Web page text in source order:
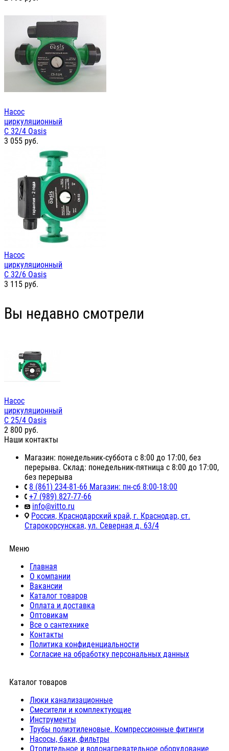
Насос
циркуляционный
С 32/4 Oasis
3 055 руб.
Насос
циркуляционный
С 32/6 Oasis
3 115 руб.
Вы недавно смотрели
Насос
циркуляционный
С 25/4 Oasis
2 800 руб.
Наши контакты
Магазин: понедельник-суббота с 8:00 до 17:00, без
перерыва. Склад: понедельник-пятница с 8:00 до 17:00,
без перерыва
8 (861) 234-81-66 Магазин: пн-сб 8:00-18:00
+7 (989) 827-77-66
info@vitto.ru
Россия, Краснодарский край, г. Краснодар, ст.
Старокорсунская, ул. Северная д. 63/4
Меню
Главная
О компании
Вакансии
Каталог товаров
Оплата и доставка
Оптовикам
Все о сантехнике
Контакты
Политика конфиденциальности
Согласие на обработку персональных данных
Каталог товаров
Люки канализационные
Cмесители и комплектующие
Инструменты
Трубы полиэтиленовые. Компрессионные фитинги
Насосы, баки, фильтры
Отопительное и водонагревательное оборудование